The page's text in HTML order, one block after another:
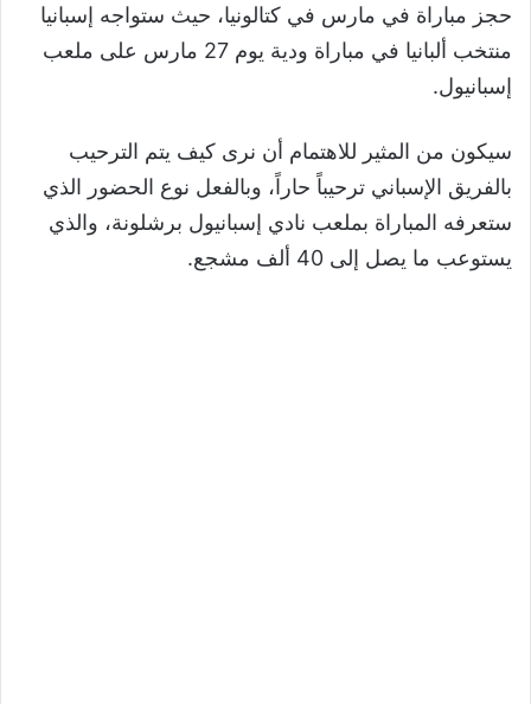
حجز مباراة في مارس في كتالونيا، حيث ستواجه إسبانيا
منتخب ألبانيا في مباراة ودية يوم 27 مارس على ملعب
إسبانيول.
سيكون من المثير للاهتمام أن نرى كيف يتم الترحيب
بالفريق الإسباني ترحيباً حاراً، وبالفعل نوع الحضور الذي
ستعرفه المباراة بملعب نادي إسبانيول برشلونة، والذي
يستوعب ما يصل إلى 40 ألف مشجع.